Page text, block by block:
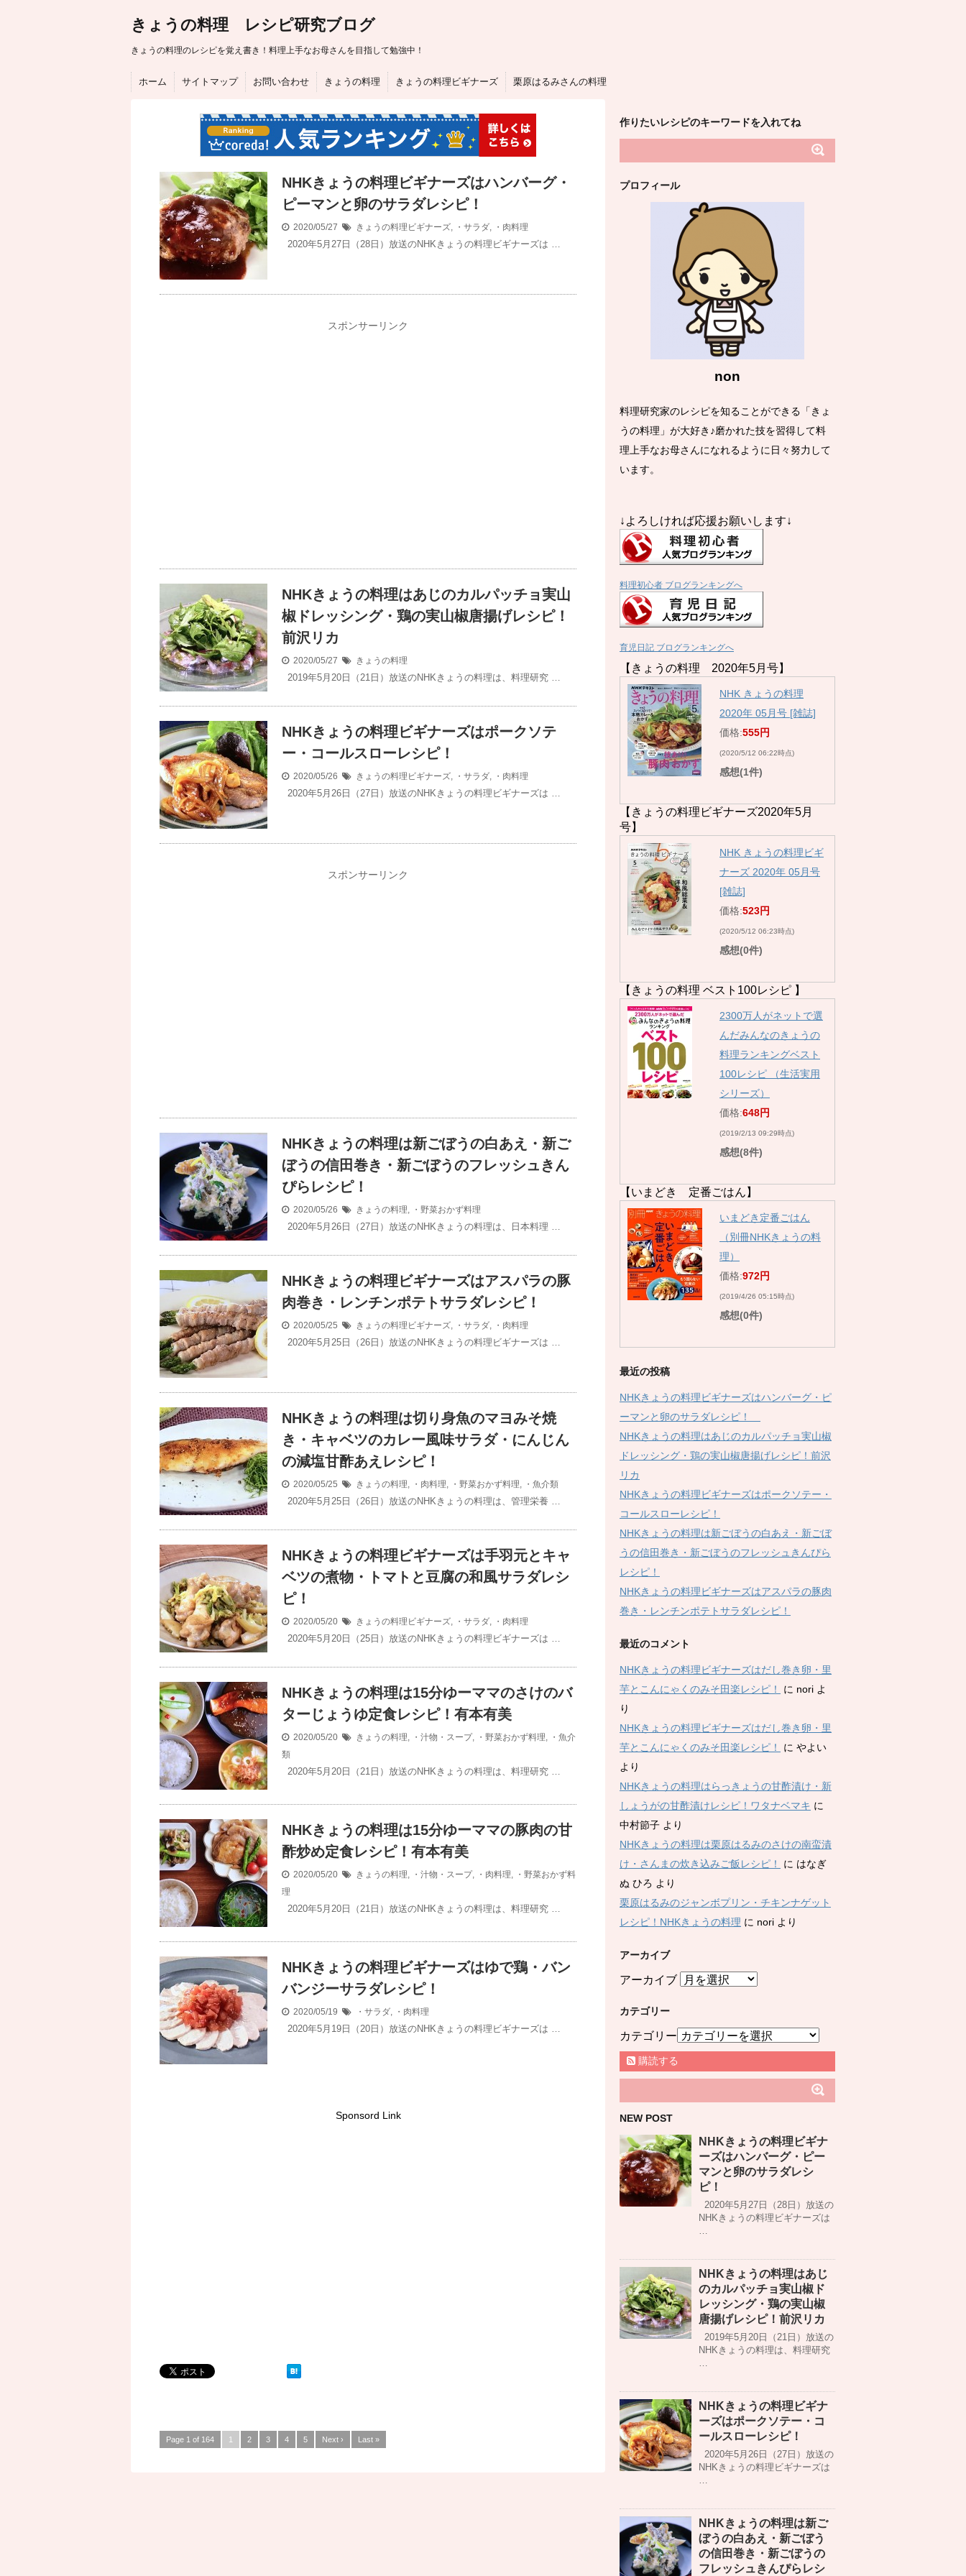
きょうの料理 レシピ研究ブログ
きょうの料理のレシピを覚え書き！料理上手なお母さんを目指して勉強中！
ホーム サイトマップ お問い合わせ きょうの料理 きょうの料理ビギナーズ 栗原はるみさんの料理
NHKきょうの料理ビギナーズはハンバーグ・
ピーマンと卵のサラダレシピ！
2020/05/27 きょうの料理ビギナーズ, ・サラダ, ・肉料理
2020年5月27日（28日）放送のNHKきょうの料理ビギナーズは …
スポンサーリンク
NHKきょうの料理はあじのカルパッチョ実山
椒ドレッシング・鶏の実山椒唐揚げレシピ！
前沢リカ
2020/05/27 きょうの料理
2019年5月20日（21日）放送のNHKきょうの料理は、料理研究 …
NHKきょうの料理ビギナーズはポークソテ
ー・コールスローレシピ！
2020/05/26 きょうの料理ビギナーズ, ・サラダ, ・肉料理
2020年5月26日（27日）放送のNHKきょうの料理ビギナーズは …
スポンサーリンク
NHKきょうの料理は新ごぼうの白あえ・新ご
ぼうの信田巻き・新ごぼうのフレッシュきん
ぴらレシピ！
2020/05/26 きょうの料理, ・野菜おかず料理
2020年5月26日（27日）放送のNHKきょうの料理は、日本料理 …
NHKきょうの料理ビギナーズはアスパラの豚
肉巻き・レンチンポテトサラダレシピ！
2020/05/25 きょうの料理ビギナーズ, ・サラダ, ・肉料理
2020年5月25日（26日）放送のNHKきょうの料理ビギナーズは …
NHKきょうの料理は切り身魚のマヨみそ焼
き・キャベツのカレー風味サラダ・にんじん
の減塩甘酢あえレシピ！
2020/05/25 きょうの料理, ・肉料理, ・野菜おかず料理, ・魚介類
2020年5月25日（26日）放送のNHKきょうの料理は、管理栄養 …
NHKきょうの料理ビギナーズは手羽元とキャ
ベツの煮物・トマトと豆腐の和風サラダレシ
ピ！
2020/05/20 きょうの料理ビギナーズ, ・サラダ, ・肉料理
2020年5月20日（25日）放送のNHKきょうの料理ビギナーズは …
NHKきょうの料理は15分ゆーママのさけのバ
ターじょうゆ定食レシピ！有本有美
2020/05/20 きょうの料理, ・汁物・スープ, ・野菜おかず料理, ・魚介
類
2020年5月20日（21日）放送のNHKきょうの料理は、料理研究 …
NHKきょうの料理は15分ゆーママの豚肉の甘
酢炒め定食レシピ！有本有美
2020/05/20 きょうの料理, ・汁物・スープ, ・肉料理, ・野菜おかず料
理
2020年5月20日（21日）放送のNHKきょうの料理は、料理研究 …
NHKきょうの料理ビギナーズはゆで鶏・バン
バンジーサラダレシピ！
2020/05/19 ・サラダ, ・肉料理
2020年5月19日（20日）放送のNHKきょうの料理ビギナーズは …
Sponsord Link
Page 1 of 164 1 2 3 4 5 Next › Last »
作りたいレシピのキーワードを入れてね
プロフィール
non
料理研究家のレシピを知ることができる「きょ
うの料理」が大好き♪磨かれた技を習得して料
理上手なお母さんになれるように日々努力して
います。
↓よろしければ応援お願いします↓
料理初心者 ブログランキングへ
育児日記 ブログランキングへ
【きょうの料理 2020年5月号】
NHK きょうの料理
2020年 05月号 [雑誌]
価格:555円
(2020/5/12 06:22時点)
感想(1件)
【きょうの料理ビギナーズ2020年5月
号】
NHK きょうの料理ビギ
ナーズ 2020年 05月号
[雑誌]
価格:523円
(2020/5/12 06:23時点)
感想(0件)
【きょうの料理 ベスト100レシピ 】
2300万人がネットで選
んだみんなのきょうの
料理ランキングベスト
100レシピ （生活実用
シリーズ）
価格:648円
(2019/2/13 09:29時点)
感想(8件)
【いまどき 定番ごはん】
いまどき定番ごはん
（別冊NHKきょうの料
理）
価格:972円
(2019/4/26 05:15時点)
感想(0件)
最近の投稿
NHKきょうの料理ビギナーズはハンバーグ・ピ
ーマンと卵のサラダレシピ！
NHKきょうの料理はあじのカルパッチョ実山椒
ドレッシング・鶏の実山椒唐揚げレシピ！前沢
リカ
NHKきょうの料理ビギナーズはポークソテー・
コールスローレシピ！
NHKきょうの料理は新ごぼうの白あえ・新ごぼ
うの信田巻き・新ごぼうのフレッシュきんぴら
レシピ！
NHKきょうの料理ビギナーズはアスパラの豚肉
巻き・レンチンポテトサラダレシピ！
最近のコメント
NHKきょうの料理ビギナーズはだし巻き卵・里
芋とこんにゃくのみそ田楽レシピ！
に nori よ
り
NHKきょうの料理ビギナーズはだし巻き卵・里
芋とこんにゃくのみそ田楽レシピ！
に やよい
より
NHKきょうの料理はらっきょうの甘酢漬け・新
しょうがの甘酢漬けレシピ！ワタナベマキ に
中村節子 より
NHKきょうの料理は栗原はるみのさけの南蛮漬
け・さんまの炊き込みご飯レシピ！
に はなぎ
ぬ ひろ より
栗原はるみのジャンボプリン・チキンナゲット
レシピ！NHKきょうの料理 に nori より
アーカイブ
アーカイブ
カテゴリー
カテゴリー
購読する
NEW POST
NHKきょうの料理ビギナ
ーズはハンバーグ・ピー
マンと卵のサラダレシ
ピ！
2020年5月27日（28日）放送の
NHKきょうの料理ビギナーズは
…
NHKきょうの料理はあじ
のカルパッチョ実山椒ド
レッシング・鶏の実山椒
唐揚げレシピ！前沢リカ
2019年5月20日（21日）放送の
NHKきょうの料理は、料理研究
…
NHKきょうの料理ビギナ
ーズはポークソテー・コ
ールスローレシピ！
2020年5月26日（27日）放送の
NHKきょうの料理ビギナーズは
…
NHKきょうの料理は新ご
ぼうの白あえ・新ごぼう
の信田巻き・新ごぼうの
フレッシュきんぴらレシ